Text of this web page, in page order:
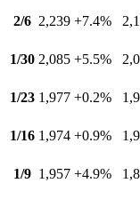
2/6 2,239 +7.4%
1/30 2,085 +5.5%
1/23 1,977 +0.2%
1/16 1,974 +0.9%
1/9 1,957 +4.9%